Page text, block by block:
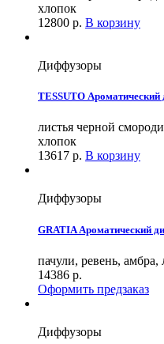
хлопок
12800 р. В корзину
Диффузоры
TESSUTO
листья черной
хлопок
13617 р. В корзину
Диффузоры
GRATIA Ароматический
пачули, ревень,
14386 р.
Оформить предзаказ
Диффузоры